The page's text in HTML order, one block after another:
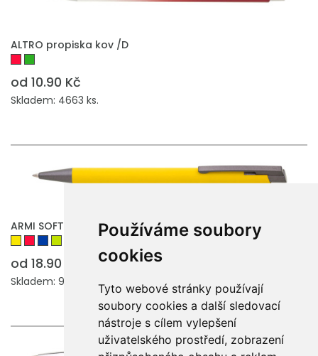
Používáme soubory
cookies
Tyto webové stránky používají
soubory cookies a další sledovací
nástroje s cílem vylepšení
uživatelského prostředí, zobrazení
ALTRO propiska kov /D
od 10.90 Kč
Skladem: 4663 ks.
ARMI SOFT propiska kov
od 18.90 Kč
Skladem: 95277 ks.